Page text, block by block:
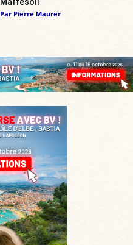
Maffesoli
Par Pierre Maurer